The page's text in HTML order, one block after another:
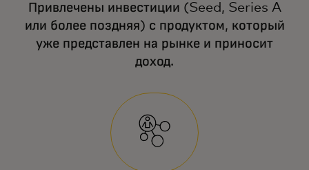
Привлечены инвестиции (Seed, Series A
или более поздняя) с продуктом, который
уже представлен на рынке и приносит
доход.